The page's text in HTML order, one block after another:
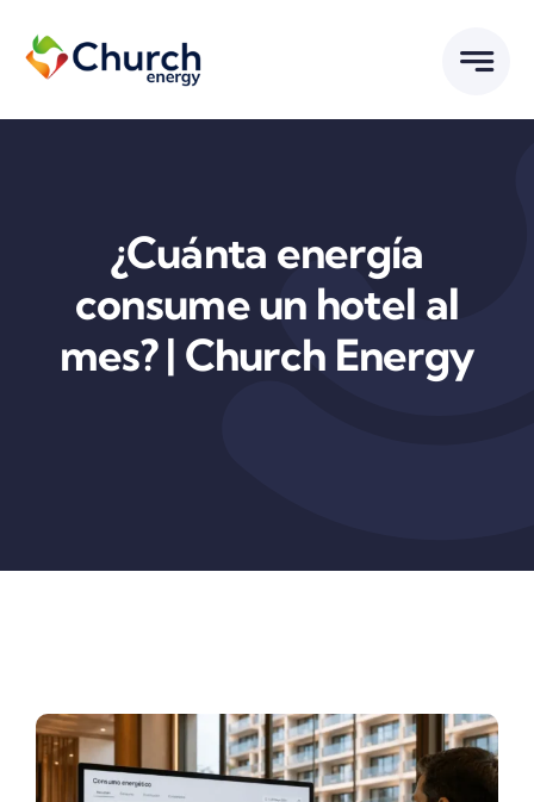
contenido
¿Cuánta energía
consume un hotel al
mes? | Church Energy